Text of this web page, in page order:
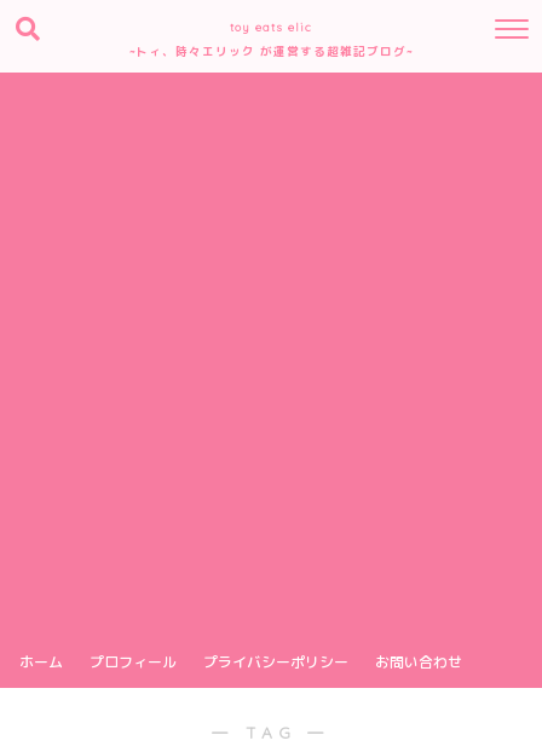
toy eats elic
~トィ、時々エリック が運営する超雑記ブログ~
ホーム プロフィール プライバシーポリシー お問い合わせ
― TAG ―